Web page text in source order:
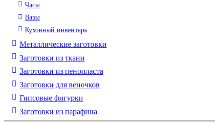
Часы
Вазы
Кухонный инвентарь
Металлические заготовки
Заготовки из ткани
Заготовки из пенопласта
Заготовки для веночков
Гипсовые фигурки
Заготовки из парафина